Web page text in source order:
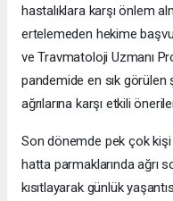
hastalıklara karşı önlem
ertelemeden hekime
ve Travmatoloji Uzmanı
pandemide en sık görülen
ağrılarına karşı etkili
Son dönemde pek çok
hatta parmaklarında ağrı
kısıtlayarak günlük